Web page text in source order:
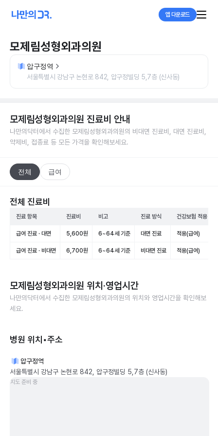
앱 다운로드
모제림성형외과의원
압구정역
서울특별시 강남구 논현로 842, 압구정빌딩 5,7층 (신사동)
모제림성형외과의원 진료비 안내
나만의닥터에서 수집한 모제림성형외과의원의 비대면 진료비, 대면 진료비,
약제비, 접종료 등 모든 가격을 확인해보세요.
전체 급여
전체 진료비
진료 항목 진료비 비고 진료 방식 건강보험 적용
급여 진료 · 대면 5,600원 6~64세 기준 대면 진료 적용(급여)
급여 진료 · 비대면 6,700원 6~64세 기준 비대면 진료 적용(급여)
모제림성형외과의원 위치·영업시간
나만의닥터에서 수집한 모제림성형외과의원의 위치와 영업시간을 확인해보
세요.
병원 위치•주소
압구정역
서울특별시 강남구 논현로 842, 압구정빌딩 5,7층 (신사동)
지도 준비 중